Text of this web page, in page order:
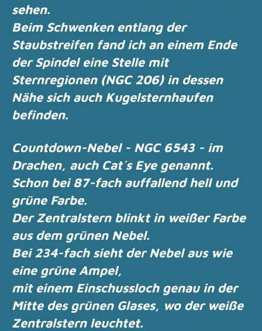
sehen.
Beim Schwenken entlang der
Staubstreifen fand ich an einem Ende
der Spindel eine Stelle mit
Sternregionen (NGC 206) in dessen
Nähe sich auch Kugelsternhaufen
befinden.
Countdown-Nebel - NGC 6543 - im
Drachen, auch Cat´s Eye genannt.
Schon bei 87-fach auffallend hell und
grüne Farbe.
Der Zentralstern blinkt in weißer Farbe
aus dem grünen Nebel.
Bei 234-fach sieht der Nebel aus wie
eine grüne Ampel,
mit einem Einschussloch genau in der
Mitte des grünen Glases, wo der weiße
Zentralstern leuchtet.